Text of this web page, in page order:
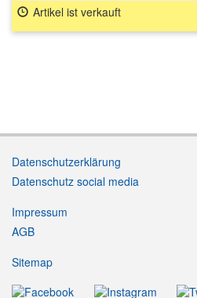
Artikel ist verkauft
Datenschutzerklärung
Datenschutz social media
Impressum
AGB
Sitemap